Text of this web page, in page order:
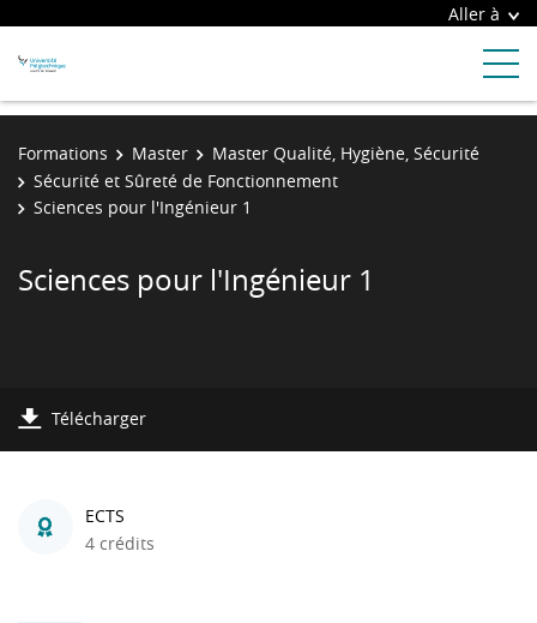
Aller à
Formations Master
Master Qualité, Hygiène, Sécurité
Sécurité et Sûreté de Fonctionnement
Sciences pour l'Ingénieur 1
Sciences pour l'Ingénieur 1
Télécharger
ECTS
4 crédits